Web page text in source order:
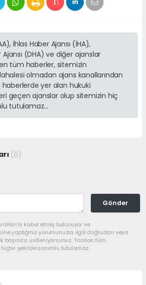
İhlas Haber Ajansı (İHA),
(DHA) ve diğer ajanslar
tüm haberler, sitemizin
olmadan ajans kanallarından
yer alan hukuki
geçen ajanslar olup sitemizin hiç
tutulamaz...
(0)
Gönder
kabul etmiş bulunuyor ve
yaptığınız yorumunuzla ilgili doğrudan veya
başınıza üstleniyorsunuz. Yazılan tüm
şekilde sorumlu tutulamaz.